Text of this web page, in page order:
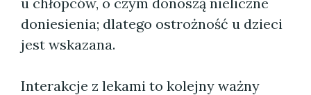
doniesienia; dlatego ostrożność u dzieci
jest wskazana.
Interakcje z lekami to kolejny ważny